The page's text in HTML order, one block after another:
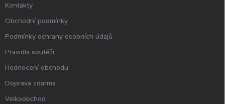
Kontakty
Obchodní podmínky
Podmínky ochrany osobních údajů
Pravidla soutěží
Hodnocení obchodu
Doprava zdarma
Velkoobchod